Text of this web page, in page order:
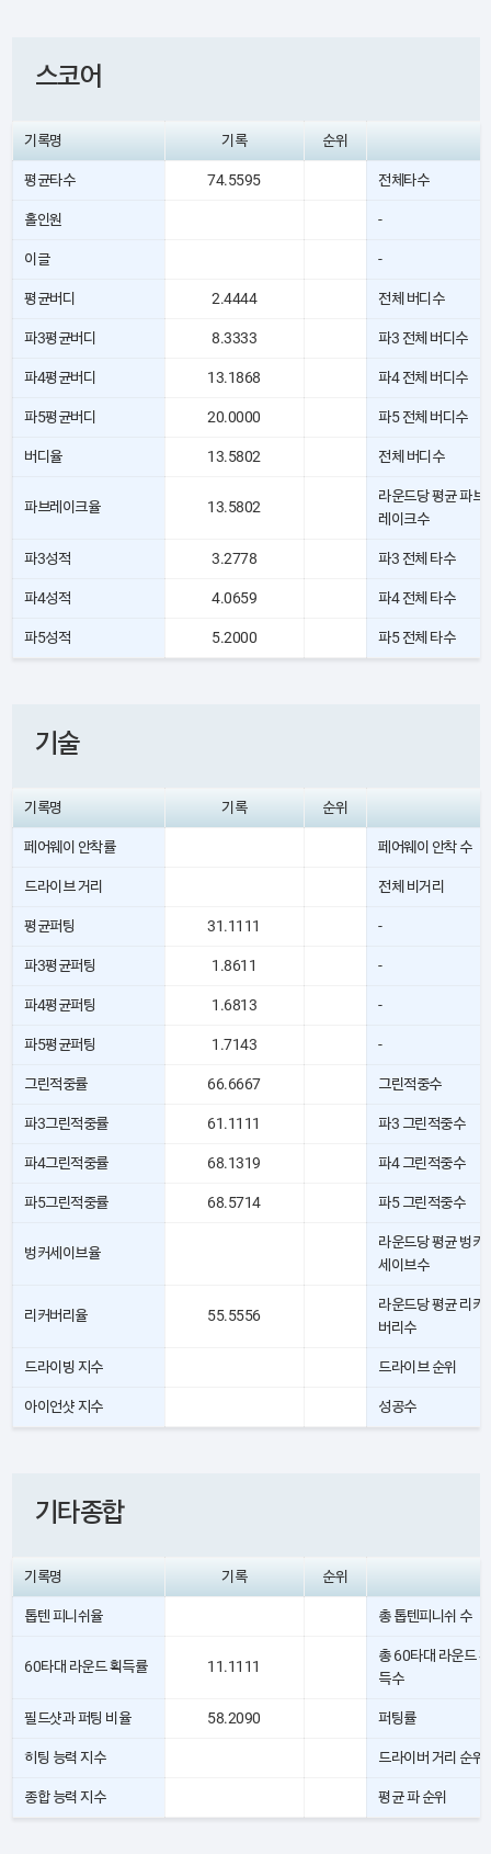
스코어
기록명 기록 순위
평균타수 74.5595 전체타수
홀인원 -
이글 -
평균버디 2.4444 전체 버디수
파3평균버디 8.3333 파3 전체 버디수
파4평균버디 13.1868 파4 전체 버디수
파5평균버디 20.0000 파5 전체 버디수
버디율 13.5802 전체 버디수
파브레이크율 13.5802
라운드당 평균 파브
레이크수
파3성적 3.2778 파3 전체 타수
파4성적 4.0659 파4 전체 타수
파5성적 5.2000 파5 전체 타수
기술
기록명 기록 순위
페어웨이 안착률 페어웨이 안착 수
드라이브 거리 전체 비거리
평균퍼팅 31.1111 -
파3평균퍼팅 1.8611 -
파4평균퍼팅 1.6813 -
파5평균퍼팅 1.7143 -
그린적중률 66.6667 그린적중수
파3그린적중률 61.1111 파3 그린적중수
파4그린적중률 68.1319 파4 그린적중수
파5그린적중률 68.5714 파5 그린적중수
벙커세이브율
라운드당 평균 벙커
세이브수
리커버리율 55.5556
라운드당 평균 리커
버리수
드라이빙 지수 드라이브 순위
아이언샷 지수 성공수
기타종합
기록명 기록 순위
톱텐 피니쉬율 총 톱텐피니쉬 수
60타대 라운드 획득률 11.1111
총 60타대 라운드 획
득수
필드샷과 퍼팅 비율 58.2090 퍼팅률
히팅 능력 지수 드라이버 거리 순위
종합 능력 지수 평균 파 순위